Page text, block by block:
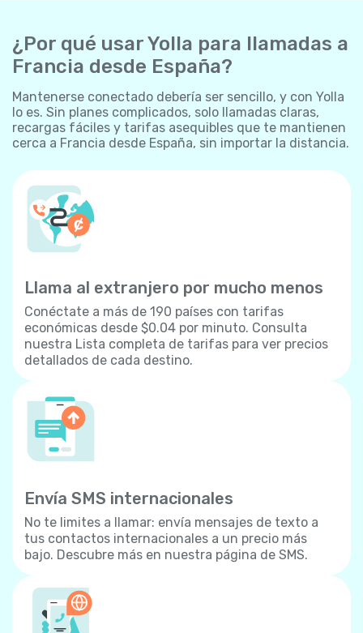
¿Por qué usar Yolla para llamadas a
Francia desde España?
Mantenerse conectado debería ser sencillo, y con Yolla
lo es. Sin planes complicados, solo llamadas claras,
recargas fáciles y tarifas asequibles que te mantienen
cerca a Francia desde España, sin importar la distancia.
Llama al extranjero por mucho menos
Conéctate a más de 190 países con tarifas
económicas desde $0.04 por minuto. Consulta
nuestra Lista completa de tarifas para ver precios
detallados de cada destino.
Envía SMS internacionales
No te limites a llamar: envía mensajes de texto a
tus contactos internacionales a un precio más
bajo. Descubre más en nuestra página de SMS.